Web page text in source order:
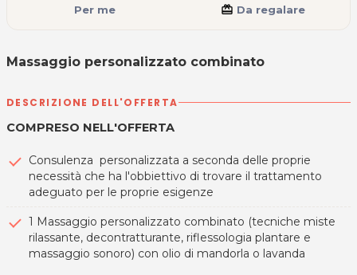
Massaggio personalizzato combinato
Per me card_giftcard Da regalare
DESCRIZIONE DELL'OFFERTA
COMPRESO NELL'OFFERTA
Consulenza personalizzata a seconda delle proprie
necessità che ha l'obbiettivo di trovare il trattamento
adeguato per le proprie esigenze
1 Massaggio personalizzato combinato (tecniche miste
rilassante, decontratturante, riflessologia plantare e
massaggio sonoro) con olio di mandorla o lavanda